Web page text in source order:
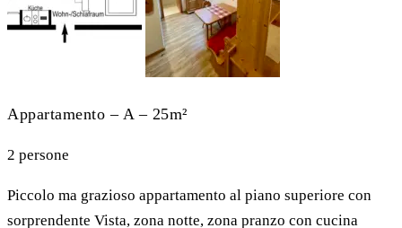
Appartamento – A – 25m²
2 persone
Piccolo ma grazioso appartamento al piano superiore con
sorprendente Vista, zona notte, zona pranzo con cucina